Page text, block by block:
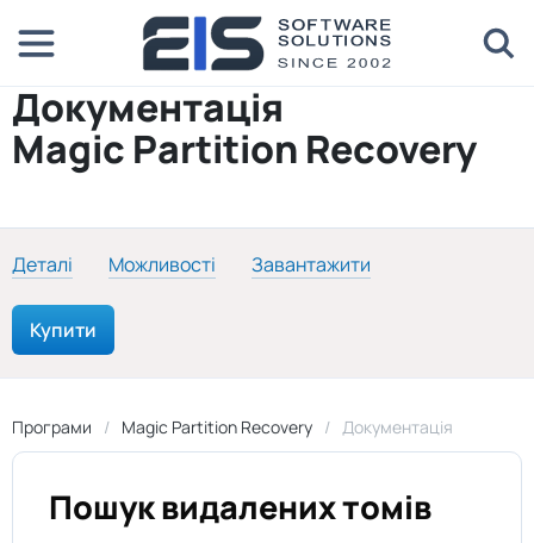
Документація
Magic Partition Recovery
Деталі Можливості Завантажити
Купити
Програми Magic Partition Recovery Документація
Пошук видалених томів